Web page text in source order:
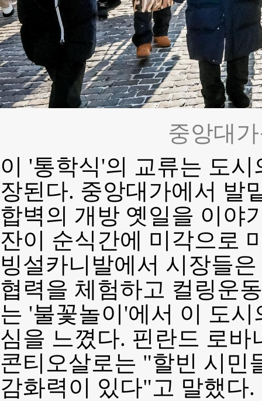
중앙대
이 '통학식'의 교류는 도
장된다. 중앙대가에서 발
합벽의 개방 옛일을 이야
잔이 순식간에 미각으로
빙설카니발에서 시장들
협력을 체험하고 컬링운
는 '불꽃놀이'에서 이 도
심을 느꼈다. 핀란드 로
콘티오살로는 "할빈 시민
감화력이 있다"고 말했다.